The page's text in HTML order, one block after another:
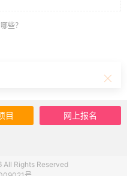
些？
目 网上报名
Rights Reserved